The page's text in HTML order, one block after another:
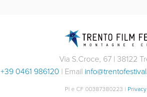
Via S.Croce, 67 | 38122
+39 0461 986120 | Email
PI e CF 00387380223 |